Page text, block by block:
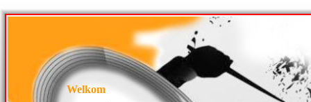
Welkom